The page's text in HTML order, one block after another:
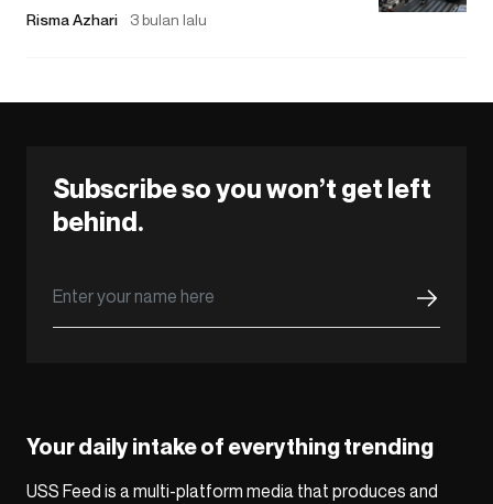
Risma Azhari 3 bulan lalu
Subscribe so you won’t get left
behind.
Your daily intake of everything trending
USS Feed is a multi-platform media that produces and